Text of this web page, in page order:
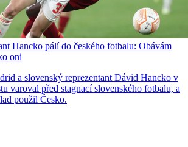
Hancko pálí do českého fotbalu: Obávám
oni
a slovenský reprezentant Dávid Hancko v
varoval před stagnací slovenského fotbalu, a
použil Česko.